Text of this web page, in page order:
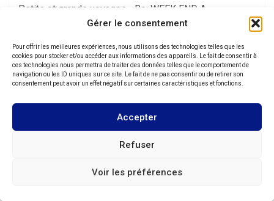
Gérer le consentement
Pour offrir les meilleures expériences, nous utilisons des technologies telles que les
cookies pour stocker et/ou accéder aux informations des appareils. Le fait de consentir à
ces technologies nous permettra de traiter des données telles que le comportement de
navigation ou les ID uniques sur ce site. Le fait de ne pas consentir ou de retirer son
consentement peut avoir un effet négatif sur certaines caractéristiques et fonctions.
Accepter
Refuser
Voir les préférences
Petits et grands voyages • Re: WEEK END A
ESCALONA Juin 2026 7 août 2026 Higgins30
Ural 7 août 2026 AlexTrashwood
Petits et grands voyages • Re: WEEK END A
ESCALONA Juin 2026 7 août 2026 Papycoz
Espace de présentation des nouveaux membres. • Re:
7 août 2026 Arsene
7 août 2026